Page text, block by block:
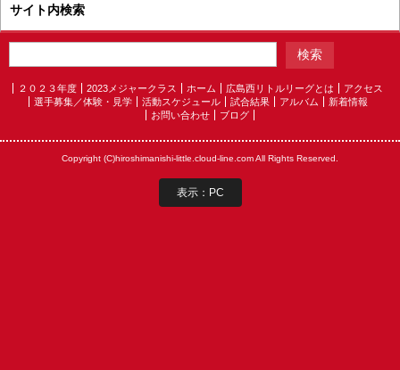
サイト内検索
２０２３年度 2023メジャークラス ホーム 広島西リトルリーグとは
アクセス
選手募集／体験・見学
活動スケジュール 試合結果 アルバム
新着情報
お問い合わせ
ブログ
Copyright (C)hiroshimanishi-little.cloud-line.com All Rights Reserved.
表示：PC